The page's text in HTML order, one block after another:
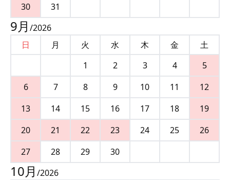
30
31
9月 /2026
日
月 火 水 木 金
土
1
2 3 4
5
6
7 8 9 10 11
12
13
14 15 16 17 18
19
20
21 22 23 24 25
26
27
28 29 30
10月 /2026